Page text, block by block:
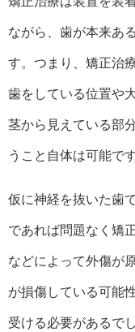
ながら、歯が本来あ
す。つまり、矯正治
歯をしている位置や
茎から見えている部
うこと自体は可能です
仮に神経を抜いた歯
であれば問題なく矯
などによって外傷が
が損傷している可能
受ける必要があるで